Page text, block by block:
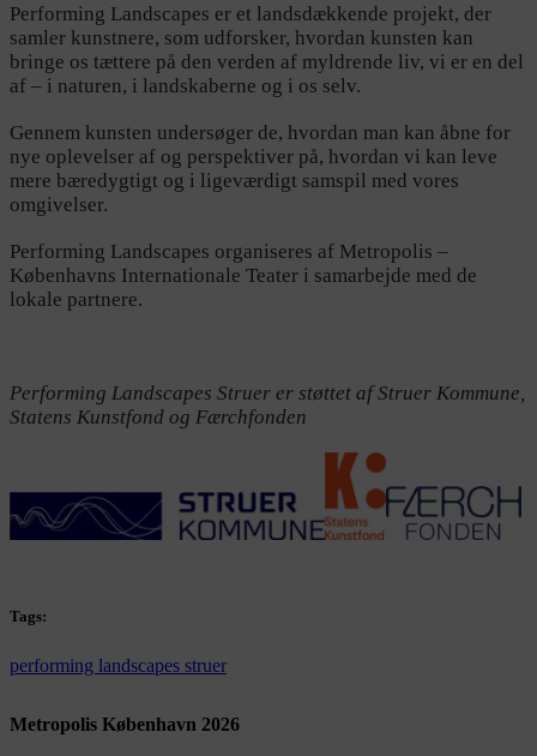
Performing Landscapes er et landsdækkende projekt, der
samler kunstnere, som udforsker, hvordan kunsten kan
bringe os tættere på den verden af myldrende liv, vi er en del
af – i naturen, i landskaberne og i os selv.
Gennem kunsten undersøger de, hvordan man kan åbne for
nye oplevelser af og perspektiver på, hvordan vi kan leve
mere bæredygtigt og i ligeværdigt samspil med vores
omgivelser.
Performing Landscapes organiseres af Metropolis –
Københavns Internationale Teater i samarbejde med de
lokale partnere.
Performing Landscapes Struer er støttet af Struer Kommune,
Statens Kunstfond og Færchfonden
Tags:
performing landscapes struer
Metropolis København 2026